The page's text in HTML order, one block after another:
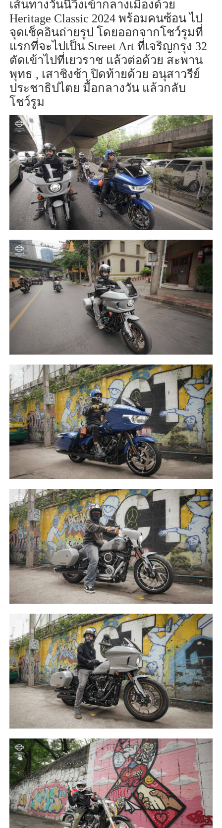
เส้นทางวันนี้วิ่งเข้ากลางเมืองด้วย
Heritage Classic 2024พร้อมคนซ้อน ไป
จุดเช็คอินถ่ายรูป โดยออกจากโชว์รูมที่
แรกที่จะไปเป็น Street Art ที่เจริญกรุง 32
ตัดเข้าไปที่เยวราช แล้วต่อด้วย สะพาน
พุทธ , เสาชิงช้า ปิดท้ายด้วย อนุสาวรีย์
ประชาธิปไตย มื้อกลางวัน แล้วกลับ
โชว์รูม